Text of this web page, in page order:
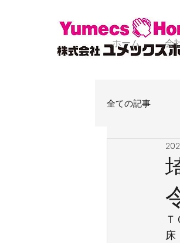
ホーム 会
全ての記事
床